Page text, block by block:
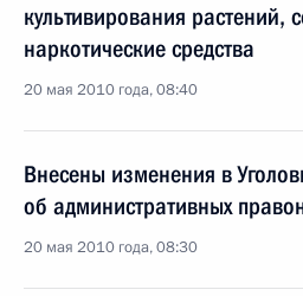
культивирования растений,
наркотические средства
20 мая 2010 года, 08:40
Внесены изменения в
об административных
20 мая 2010 года, 08:30